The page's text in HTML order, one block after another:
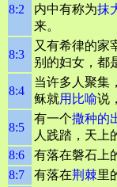
8:2
内中有称为抹
来。
8:3
又有希律的家
别的妇女，都
8:4
当许多人聚集
稣就用比喻说，
8:5
有一个撒种的
人践踏，天上
8:6
有落在磐石上
8:7
有落在荆棘里